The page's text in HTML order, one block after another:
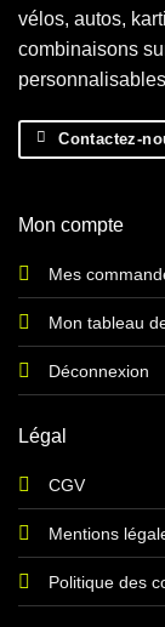
vélos, autos,
combinaisons
Contactez-
Mon compte
Mes
Mon tableau
Déconnexion
Légal
CGV
Mentions
Politique des